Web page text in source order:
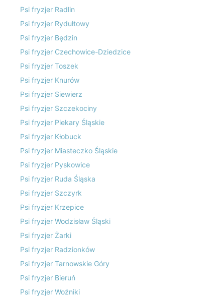
Psi fryzjer Radlin
Psi fryzjer Rydułtowy
Psi fryzjer Będzin
Psi fryzjer Czechowice-Dziedzice
Psi fryzjer Toszek
Psi fryzjer Knurów
Psi fryzjer Siewierz
Psi fryzjer Szczekociny
Psi fryzjer Piekary Śląskie
Psi fryzjer Kłobuck
Psi fryzjer Miasteczko Śląskie
Psi fryzjer Pyskowice
Psi fryzjer Ruda Śląska
Psi fryzjer Szczyrk
Psi fryzjer Krzepice
Psi fryzjer Wodzisław Śląski
Psi fryzjer Żarki
Psi fryzjer Radzionków
Psi fryzjer Tarnowskie Góry
Psi fryzjer Bieruń
Psi fryzjer Woźniki